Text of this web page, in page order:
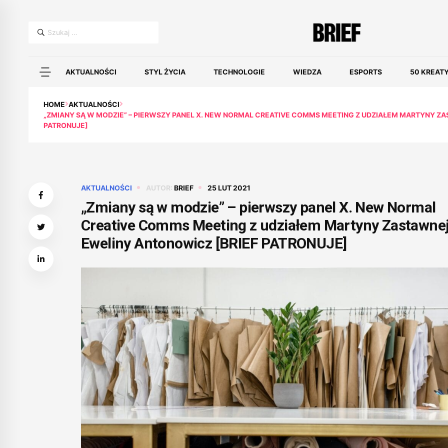
Szukaj:
AKTUALNOŚCI STYL ŻYCIA TECHNOLOGIE WIEDZA ESPORTS 50
HOME AKTUALNOŚCI
„ZMIANY SĄ W MODZIE” – PIERWSZY PANEL X. NEW NORMAL CREATIVE COMMS MEETING Z UDZIAŁEM MARTYNY
PATRONUJE]
AKTUALNOŚCI AUTOR: BRIEF 25 LUT 2021
„Zmiany są w modzie” – pierwszy panel X. New Normal
Creative Comms Meeting z udziałem Martyny
Eweliny Antonowicz [BRIEF PATRONUJE]